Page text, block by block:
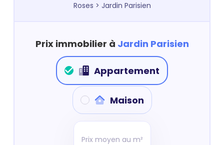
Roses > Jardin Parisien
Prix immobilier à Jardin Parisien
Appartement
Maison
Prix moyen au m²